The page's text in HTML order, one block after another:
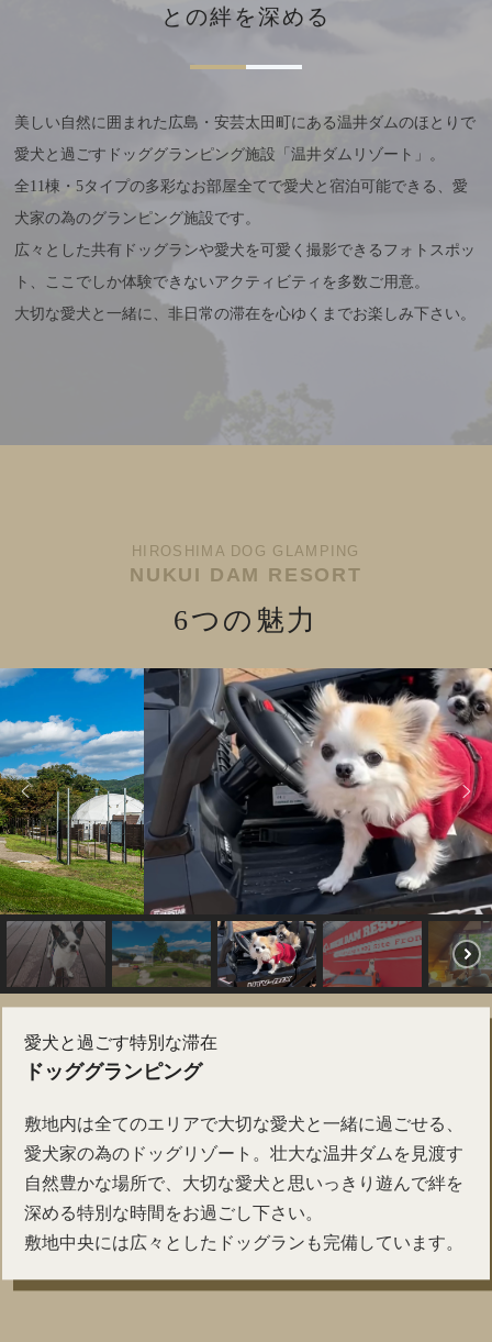
との絆を深める
美しい自然に囲まれた広島・安芸太田町にある温井ダムのほとりで
愛犬と過ごすドッググランピング施設「温井ダムリゾート」。
全11棟・5タイプの多彩なお部屋全てで愛犬と宿泊可能できる、愛
犬家の為のグランピング施設です。
広々とした共有ドッグランや愛犬を可愛く撮影できるフォトスポッ
ト、ここでしか体験できないアクティビティを多数ご用意。
大切な愛犬と一緒に、非日常の滞在を心ゆくまでお楽しみ下さい。
HIROSHIMA DOG GLAMPING
NUKUI DAM RESORT
6つの魅力
愛犬と過ごす特別な滞在
ドッググランピング
敷地内は全てのエリアで大切な愛犬と一緒に過ごせる、
愛犬家の為のドッグリゾート。壮大な温井ダムを見渡す
自然豊かな場所で、大切な愛犬と思いっきり遊んで絆を
深める特別な時間をお過ごし下さい。
敷地中央には広々としたドッグランも完備しています。